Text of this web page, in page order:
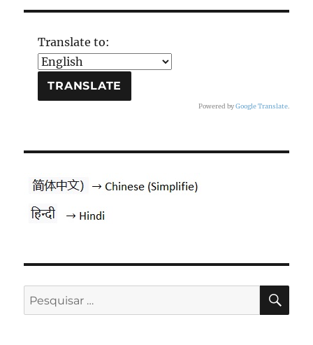
Translate to:
Powered byGoogle Translate.
Pesquisar
por: